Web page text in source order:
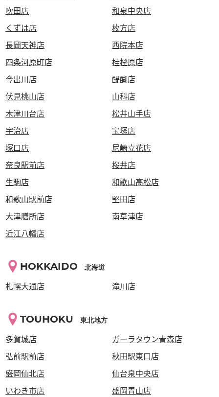
吹田店
和泉中央店
くずは店
枚方店
長岡天神店
西院本店
四条河原町店
桂樫原店
今出川店
醍醐店
伏見桃山店
山科店
木津川台店
松井山手店
宇治店
宝塚店
塚口店
尼崎立花店
奈良駅前店
桜井店
生駒店
和歌山高松店
和歌山駅前店
堅田店
大津膳所店
南草津店
近江八幡店
HOKKAIDO 北海道
札幌大通店 滝川店
TOUHOKU 東北地方
多賀城店
ガーラタウン青森店
弘前駅前店
秋田駅東口店
盛岡仙北店
仙台泉中央店
いわき市店
盛岡青山店